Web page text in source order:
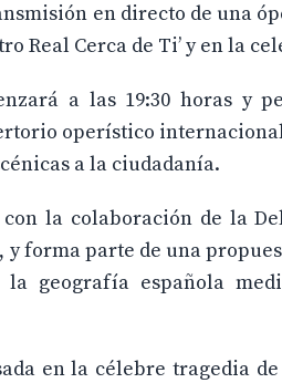
en directo de una
Real Cerca de Ti’ y en la
a las 19:30 horas
operístico
a la ciudadanía.
la colaboración de la
y forma parte de una
geografía española
en la célebre tragedia